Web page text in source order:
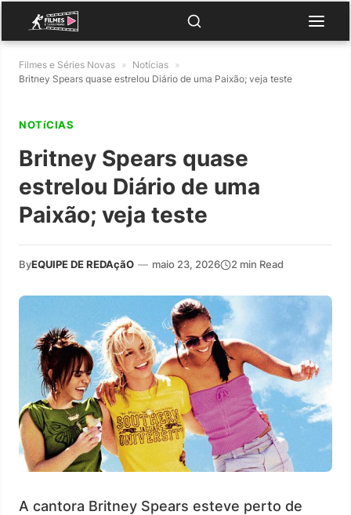
Filmes e Séries Novas » Notícias »
Britney Spears quase estrelou Diário de uma Paixão; veja teste
NOTíCIAS
Britney Spears quase
estrelou Diário de uma
Paixão; veja teste
ByEQUIPE DE REDAçãO — maio 23, 2026 2 min Read
A cantora Britney Spears esteve perto de